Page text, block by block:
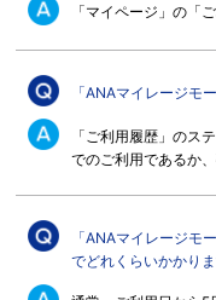
「マイページ」の「
「ANAマイレージモ
「ご利用履歴」のス
でのご利用であるか
「ANAマイレージモ
でどれくらいかかりま